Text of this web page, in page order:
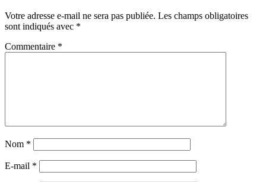
Votre adresse e-mail ne sera pas publiée. Les champs obligatoires
sont indiqués avec *
Commentaire *
Nom *
E-mail *